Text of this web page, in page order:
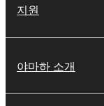
지원
야마하 소개